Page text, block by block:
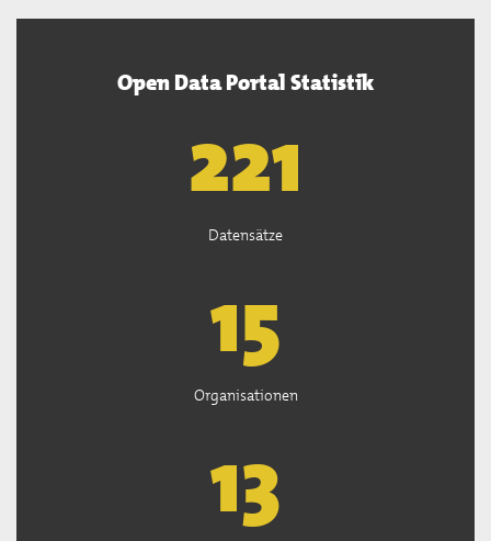
Open Data Portal Statistik
222
Datensätze
15
Organisationen
13